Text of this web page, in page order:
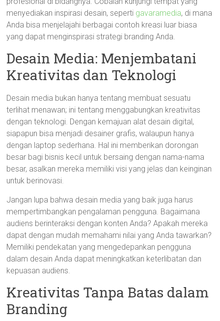
menyediakan inspirasi desain, seperti gavaramedia, di mana
Anda bisa menjelajahi berbagai contoh kreasi luar biasa
yang dapat menginspirasi strategi branding Anda.
Desain Media: Menjembatani
Kreativitas dan Teknologi
Desain media bukan hanya tentang membuat sesuatu
terlihat menawan; ini tentang menggabungkan kreativitas
dengan teknologi. Dengan kemajuan alat desain digital,
siapapun bisa menjadi desainer grafis, walaupun hanya
dengan laptop sederhana. Hal ini memberikan dorongan
besar bagi bisnis kecil untuk bersaing dengan nama-nama
besar, asalkan mereka memiliki visi yang jelas dan keinginan
untuk berinovasi.
Jangan lupa bahwa desain media yang baik juga harus
mempertimbangkan pengalaman pengguna. Bagaimana
audiens berinteraksi dengan konten Anda? Apakah mereka
dapat dengan mudah memahami nilai yang Anda tawarkan?
Memiliki pendekatan yang mengedepankan pengguna
dalam desain Anda dapat meningkatkan keterlibatan dan
kepuasan audiens.
Kreativitas Tanpa Batas dalam
Branding